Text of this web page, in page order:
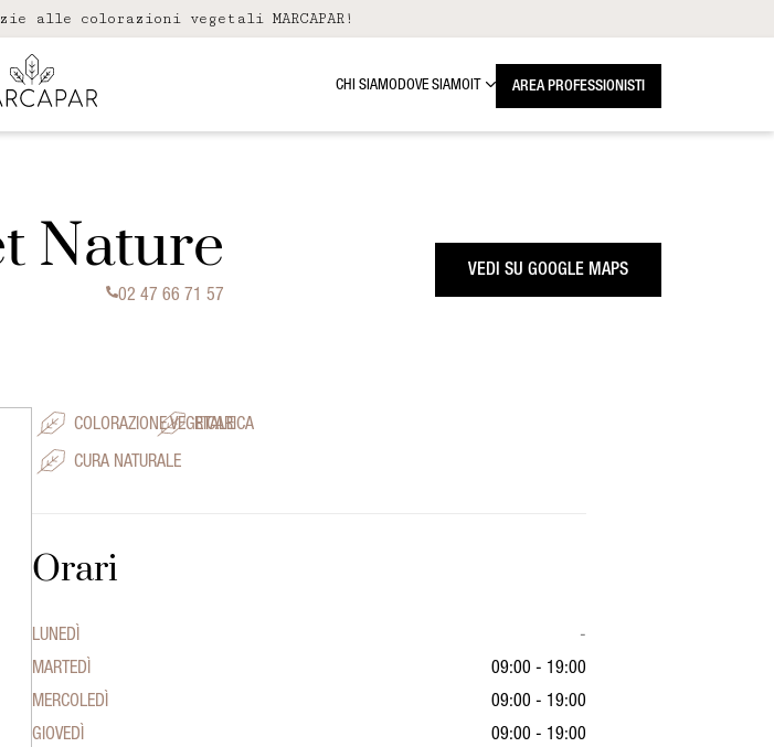
alle colorazioni vegetali MARCAPAR!
CHI SIAMO DOVE SIAMO AREA PROFESSIONISTI
Nature
02 47 66 71 57
VEDI SU GOOGLE MAPS
COLORAZIONE VEGETALE
RICARICA
CURA NATURALE
Orari
LUNEDÌ
-
MARTEDÌ
09:00 - 19:00
MERCOLEDÌ
09:00 - 19:00
GIOVEDÌ
09:00 - 19:00